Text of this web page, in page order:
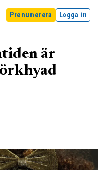
Prenumerera Logga in
är